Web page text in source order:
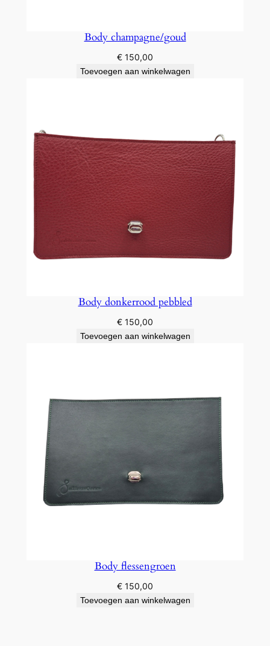
Body champagne/goud
€ 150,00
Toevoegen aan winkelwagen
Body donkerrood pebbled
€ 150,00
Toevoegen aan winkelwagen
Body flessengroen
€ 150,00
Toevoegen aan winkelwagen